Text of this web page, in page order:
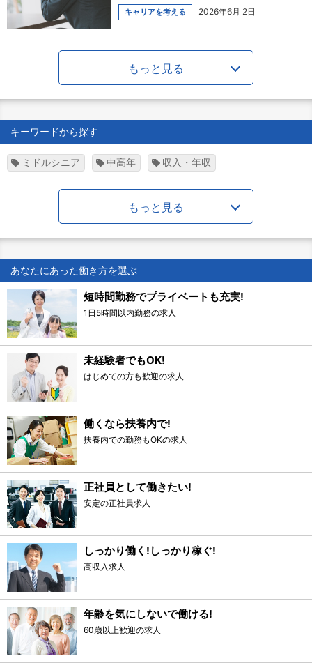
キャリアを考える 2026年6月 2日
もっと見る
キーワードから探す
ミドルシニア 中高年 収入・年収
もっと見る
あなたにあった働き方を選ぶ
短時間勤務でプライベートも充実!
1日5時間以内勤務の求人
未経験者でもOK!
はじめての方も歓迎の求人
働くなら扶養内で!
扶養内での勤務もOKの求人
正社員として働きたい!
安定の正社員求人
しっかり働く!しっかり稼ぐ!
高収入求人
年齢を気にしないで働ける!
60歳以上歓迎の求人